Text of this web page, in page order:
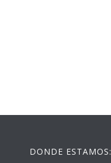
DONDE ESTAMOS: